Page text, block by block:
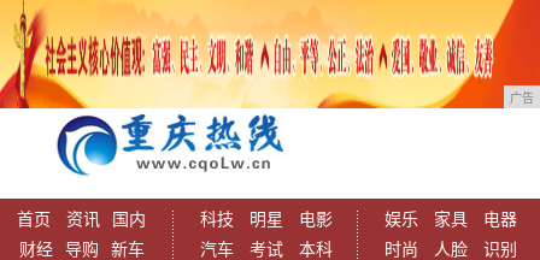
广告
首页 资讯
国内
财经
导购 新车
科技 明星
电影
汽车
考试 本科
娱乐 家具
电器
时尚
人脸 识别